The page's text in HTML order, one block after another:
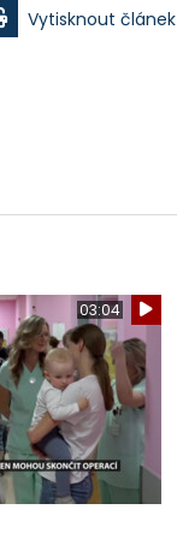
Vytisknout článek
03:04